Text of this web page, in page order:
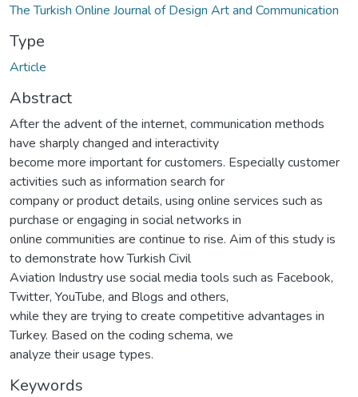
The Turkish Online Journal of Design Art and Communication
Type
Article
Abstract
After the advent of the internet, communication methods
have sharply changed and interactivity
become more important for customers. Especially customer
activities such as information search for
company or product details, using online services such as
purchase or engaging in social networks in
online communities are continue to rise. Aim of this study is
to demonstrate how Turkish Civil
Aviation Industry use social media tools such as Facebook,
Twitter, YouTube, and Blogs and others,
while they are trying to create competitive advantages in
Turkey. Based on the coding schema, we
analyze their usage types.
Keywords